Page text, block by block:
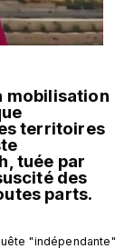
mobilisation
territoires
tuée par
des
parts.
"indépendante"